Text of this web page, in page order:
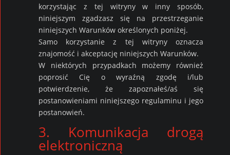
korzystając z tej witryny w inny sposób,
niniejszym zgadzasz się na przestrzeganie
niniejszych Warunków określonych poniżej.
Samo korzystanie z tej witryny oznacza
znajomość i akceptację niniejszych Warunków.
W niektórych przypadkach możemy również
poprosić Cię o wyraźną zgodę i/lub
potwierdzenie, że zapoznałeś/aś się
postanowieniami niniejszego regulaminu i jego
postanowień.
3. Komunikacja drogą
elektroniczną